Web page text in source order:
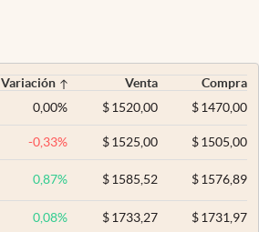
Variación Venta
Compra
0,00% $ 1520,00 $1470,00
-0,33% $ 1525,00 $1505,00
0,87% $ 1585,52 $1576,89
0,08% $ 1733,27 $1731,97